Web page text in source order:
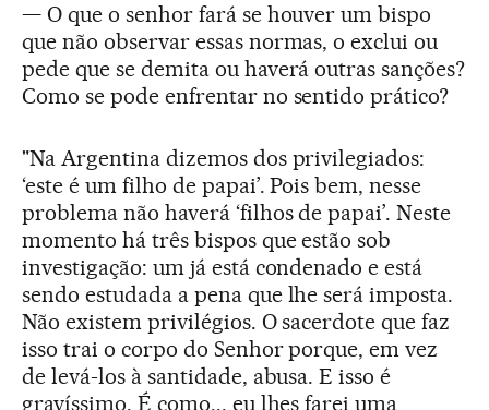
— O que o senhor fará se houver um bispo
que não observar essas normas, o exclui ou
pede que se demita ou haverá outras sanções?
Como se pode enfrentar no sentido prático?
"Na Argentina dizemos dos privilegiados:
‘este é um filho de papai’. Pois bem, nesse
problema não haverá ‘filhos de papai’. Neste
momento há três bispos que estão sob
investigação: um já está condenado e está
sendo estudada a pena que lhe será imposta.
Não existem privilégios. O sacerdote que faz
isso trai o corpo do Senhor porque, em vez
de levá-los à santidade, abusa. E isso é
gravíssimo. É como... eu lhes farei uma